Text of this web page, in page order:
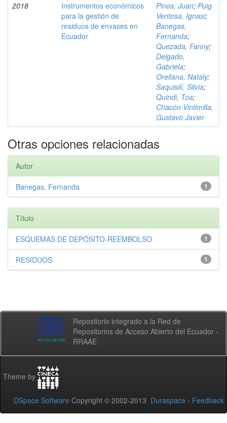
2018
Instrumentos económicos
para la gestión de
residuos de envases en
Ecuador
Pinos, Juan; Puig
Ventosa, Ignasi;
Banegas,
Fernanda;
Quezada, Fanny;
Delgado,
Gabriela;
Orellana, Nataly;
Saquisilí, Silvia;
Quindi, Toa;
Chacón Vintimilla,
Gustavo Javier
Otras opciones relacionadas
Autor
1
Banegas, Fernanda
Título
1
ESQUEMAS DE DEPÓSITO-REEMBOLSO
1
RESIDUOS
Repositorio integrado a la Red de
Repositorios de Acceso Abierto del Ecuador -
RRAAE
Theme by
DSpace Software Copyright © 2002-2013 Duraspace - Feedback